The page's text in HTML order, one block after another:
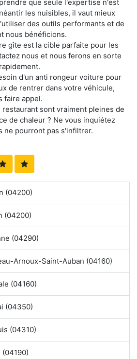
que seule l'expertise n'est
les nuisibles, il vaut mieux
des outils performants et de
nous bénéficions.
gîte est la cible parfaite pour les
nous et nous ferons en sorte
d'un anti rongeur voiture pour
de rentrer dans votre véhicule,
faire appel.
sont vraiment pleines de
de chaleur ? Ne vous inquiétez
ne pourront pas s'infiltrer.
(04200)
(04200)
(04290)
Arnoux-Saint-Auban (04160)
(04160)
(04350)
(04310)